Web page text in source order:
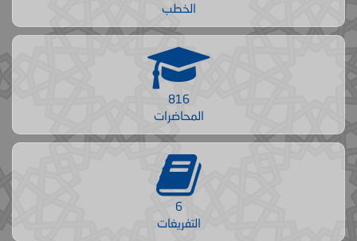
الخطب
816
المحاضرات
6
التفريغات